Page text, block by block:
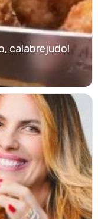
calabrejudo!